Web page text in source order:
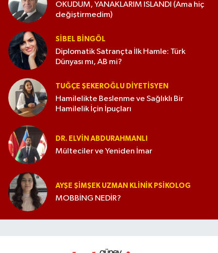
OKUDUM, YANAKLARIM ISLANDI (Ama hiç
değiştirmedim)
SIBEL BINGÖL
Diplomatik Satrançta İlk Hamle: Türk
Dünyası mı, AB mi?
TUĞÇE ŞEKEROĞLU DIYETISYEN
Hamilelikte Beslenme ve Sağlıklı Bir
Hamilelik İçin İpuçları
DR. ELVIN ABDURAHMANLI
Mülteciler ve Yeniden İmar
AYŞE ŞIMŞEK UZMAN KLINIK PSIKOLOG
MOBBİNG NEDİR?